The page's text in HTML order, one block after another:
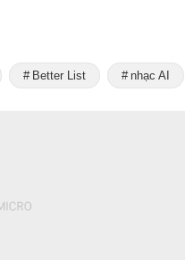
Better List nhạc AI